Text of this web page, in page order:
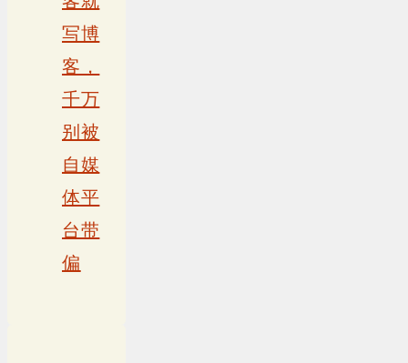
写博
客，
千万
别被
自媒
体平
台带
偏